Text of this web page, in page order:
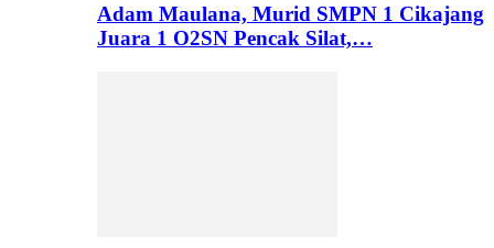
Adam Maulana, Murid SMPN 1 Cikajang
Juara 1 O2SN Pencak Silat,…